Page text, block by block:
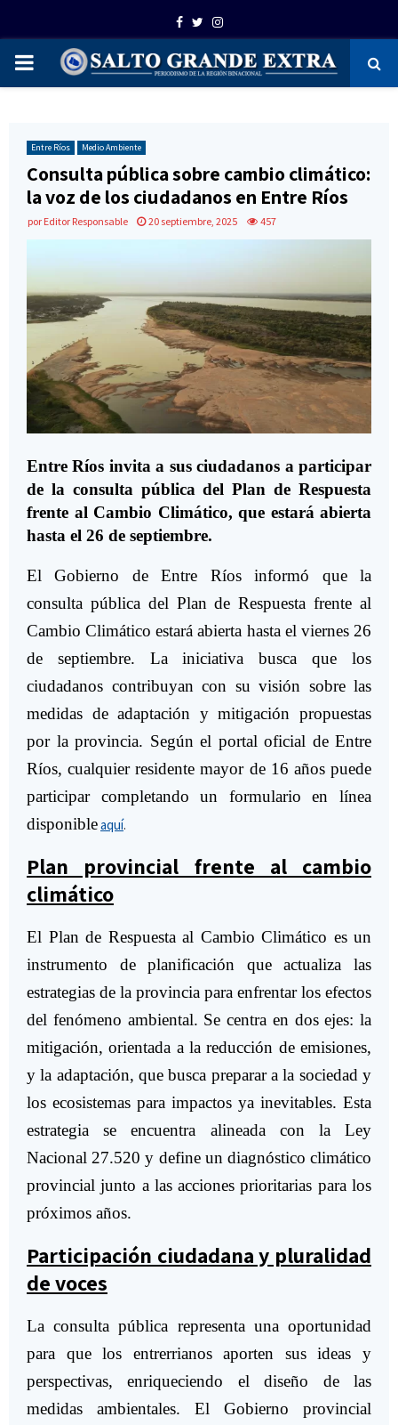
Facebook
TwitterInstagram
PRIMARY
Entre Ríos Medio Ambiente
Consulta pública sobre cambio climático:
la voz de los ciudadanos en Entre Ríos
por Editor Responsable 20 septiembre, 2025 457
Entre Ríos invita a sus ciudadanos a participar
de la consulta pública del Plan de Respuesta
frente al Cambio Climático, que estará abierta
hasta el 26 de septiembre.
El Gobierno de Entre Ríos informó que la
consulta pública del Plan de Respuesta frente al
Cambio Climático estará abierta hasta el viernes 26
de septiembre. La iniciativa busca que los
ciudadanos contribuyan con su visión sobre las
medidas de adaptación y mitigación propuestas
por la provincia. Según el portal oficial de Entre
Ríos, cualquier residente mayor de 16 años puede
participar completando un formulario en línea
disponibleaquí.
Plan provincial frente al cambio
climático
El Plan de Respuesta al Cambio Climático es un
instrumento de planificación que actualiza las
estrategias de la provincia para enfrentar los efectos
del fenómeno ambiental. Se centra en dos ejes: la
mitigación, orientada a la reducción de emisiones,
y la adaptación, que busca preparar a la sociedad y
los ecosistemas para impactos ya inevitables. Esta
estrategia se encuentra alineada con la Ley
Nacional 27.520 y define un diagnóstico climático
provincial junto a las acciones prioritarias para los
próximos años.
Participación ciudadana y pluralidad
de voces
La consulta pública representa una oportunidad
para que los entrerrianos aporten sus ideas y
perspectivas, enriqueciendo el diseño de las
medidas ambientales. El Gobierno provincial